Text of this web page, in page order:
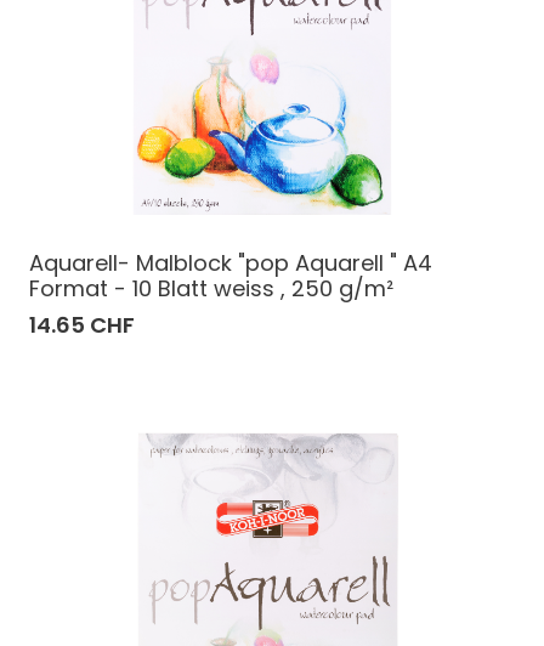
Aquarell- Malblock "pop Aquarell " A4
Format - 10 Blatt weiss , 250 g/m²
14.65 CHF